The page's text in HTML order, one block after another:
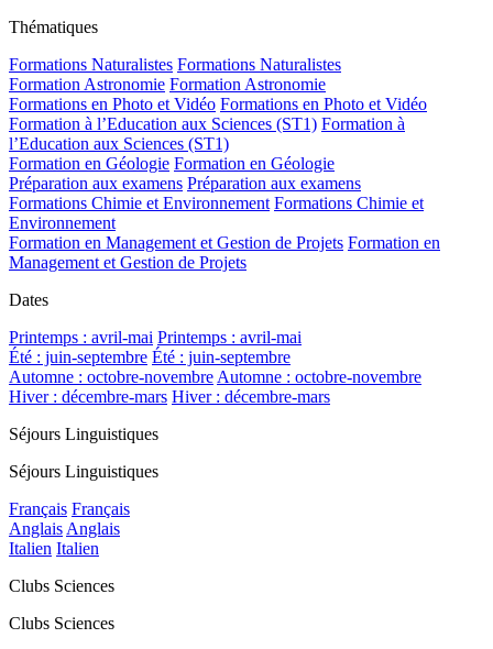
Thématiques
Formations Naturalistes Formations Naturalistes
Formation Astronomie Formation Astronomie
Formations en Photo et Vidéo Formations en Photo et Vidéo
Formation à l’Education aux Sciences (ST1) Formation à
l’Education aux Sciences (ST1)
Formation en Géologie Formation en Géologie
Préparation aux examens Préparation aux examens
Formations Chimie et Environnement Formations Chimie et
Environnement
Formation en Management et Gestion de Projets Formation en
Management et Gestion de Projets
Dates
Printemps : avril-mai Printemps : avril-mai
Été : juin-septembre Été : juin-septembre
Automne : octobre-novembre Automne : octobre-novembre
Hiver : décembre-mars Hiver : décembre-mars
Séjours Linguistiques
Séjours Linguistiques
Français Français
Anglais Anglais
Italien Italien
Clubs Sciences
Clubs Sciences